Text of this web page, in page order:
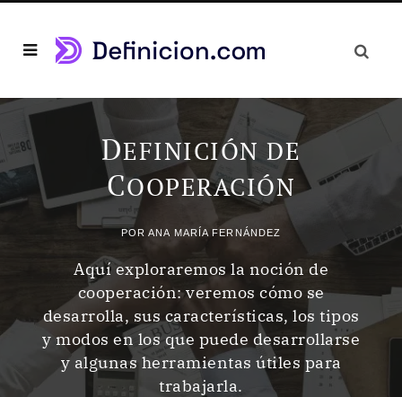
DEFINICIÓN DE
COOPERACIÓN
PORANA MARÍA FERNÁNDEZ
Aquí exploraremos la noción de
cooperación: veremos cómo se
desarrolla, sus características, los tipos
y modos en los que puede desarrollarse
y algunas herramientas útiles para
trabajarla.